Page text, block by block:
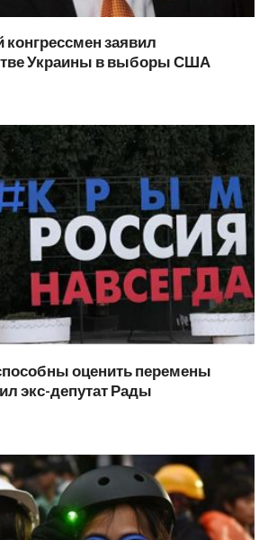
заявил
Украины в выборы США
оценить перемены
экс-депутат Рады